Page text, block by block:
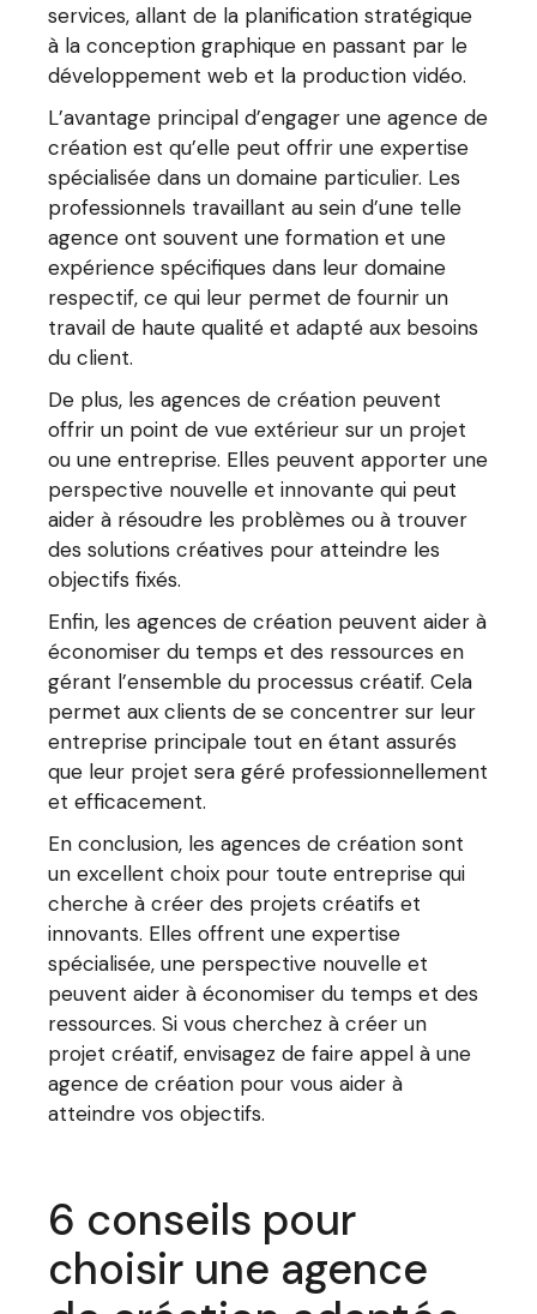
services, allant de la planification stratégique
à la conception graphique en passant par le
développement web et la production vidéo.
L’avantage principal d’engager une agence de
création est qu’elle peut offrir une expertise
spécialisée dans un domaine particulier. Les
professionnels travaillant au sein d’une telle
agence ont souvent une formation et une
expérience spécifiques dans leur domaine
respectif, ce qui leur permet de fournir un
travail de haute qualité et adapté aux besoins
du client.
De plus, les agences de création peuvent
offrir un point de vue extérieur sur un projet
ou une entreprise. Elles peuvent apporter une
perspective nouvelle et innovante qui peut
aider à résoudre les problèmes ou à trouver
des solutions créatives pour atteindre les
objectifs fixés.
Enfin, les agences de création peuvent aider à
économiser du temps et des ressources en
gérant l’ensemble du processus créatif. Cela
permet aux clients de se concentrer sur leur
entreprise principale tout en étant assurés
que leur projet sera géré professionnellement
et efficacement.
En conclusion, les agences de création sont
un excellent choix pour toute entreprise qui
cherche à créer des projets créatifs et
innovants. Elles offrent une expertise
spécialisée, une perspective nouvelle et
peuvent aider à économiser du temps et des
ressources. Si vous cherchez à créer un
projet créatif, envisagez de faire appel à une
agence de création pour vous aider à
atteindre vos objectifs.
6 conseils pour
choisir une agence